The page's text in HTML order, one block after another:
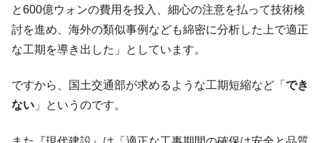
『Money1』
韓国政府『BYD』車への補助金を全廃 ⇒ 実
は韓国で『BYD』車は売れている。6カ月で対前年同期比
1.9倍！
く空港に詰めかけ「出て行け！」「極右勢力」のプラカー
ドを掲げる「在韓反米勢力」
と600億ウォンの費用を投入、細心の注意を払って技術検
討を進め、海外の類似事例なども綿密に分析した上で適正
な工期を導き出した」としています。
ですから、国土交通部が求めるような工期短縮など「 でき
ない 」というのです。